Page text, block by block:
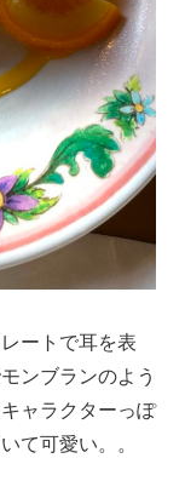
ートで耳を表
ンブランのよう
ャラクターっぽ
て可愛い。。